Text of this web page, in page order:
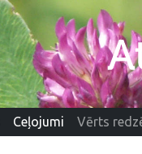
Ceļojumi Vērts